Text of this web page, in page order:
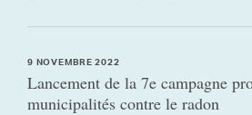
9 NOVEMBRE 2022
Lancement de la 7e campagne
municipalités contre le radon